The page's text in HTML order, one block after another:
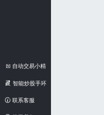
自动交易小精
灵 智能炒股手环
联系客服